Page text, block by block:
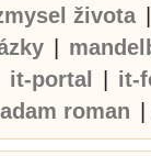
života
it-portal it-
adam roman